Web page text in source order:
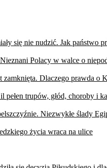
się nie nudzić. Jak państwo
Polacy w walce o
zamknięta. Dlaczego prawda o
trupów, głód, choroby i
Niezwykłe ślady
życia wraca na ulice